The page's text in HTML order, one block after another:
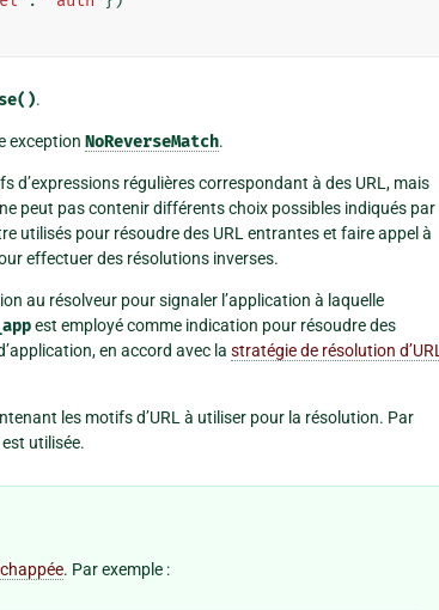
.
exception NoReverseMatch.
d’expressions régulières correspondant à des URL, mais
peut pas contenir différents choix possibles indiqués par
utilisés pour résoudre des URL entrantes et faire appel à
effectuer des résolutions inverses.
au résolveur pour signaler l’application à laquelle
est employé comme indication pour résoudre des
en accord avec la stratégie de résolution d’URL
les motifs d’URL à utiliser pour la résolution. Par
utilisée.
. Par exemple :